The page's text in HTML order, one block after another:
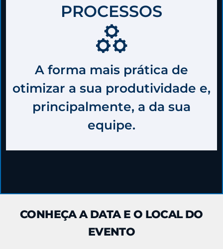
PROCESSOS
A forma mais prática de
otimizar a sua produtividade e,
principalmente, a da sua
equipe.
CONHEÇA A DATA E O LOCAL DO
EVENTO